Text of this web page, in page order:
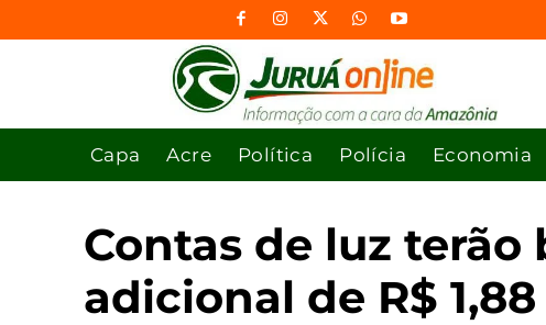
Capa Acre Política Polícia Economia
Contas de luz
adicional de R$